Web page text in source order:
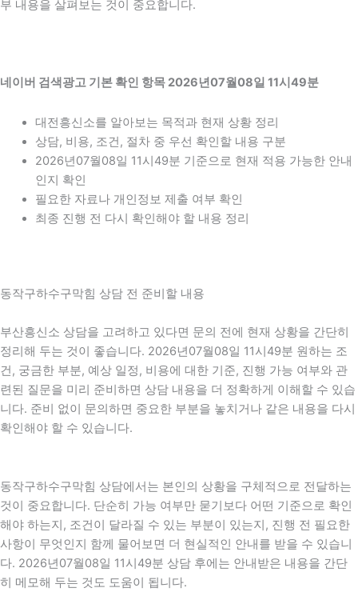
부 내용을 살펴보는 것이 중요합니다.
네이버 검색광고 기본 확인 항목 2026년07월08일 11시49분
대전흥신소를 알아보는 목적과 현재 상황 정리
상담, 비용, 조건, 절차 중 우선 확인할 내용 구분
2026년07월08일 11시49분 기준으로 현재 적용 가능한 안내
인지 확인
필요한 자료나 개인정보 제출 여부 확인
최종 진행 전 다시 확인해야 할 내용 정리
동작구하수구막힘 상담 전 준비할 내용
부산흥신소 상담을 고려하고 있다면 문의 전에 현재 상황을 간단히
정리해 두는 것이 좋습니다. 2026년07월08일 11시49분 원하는 조
건, 궁금한 부분, 예상 일정, 비용에 대한 기준, 진행 가능 여부와 관
련된 질문을 미리 준비하면 상담 내용을 더 정확하게 이해할 수 있습
니다. 준비 없이 문의하면 중요한 부분을 놓치거나 같은 내용을 다시
확인해야 할 수 있습니다.
동작구하수구막힘 상담에서는 본인의 상황을 구체적으로 전달하는
것이 중요합니다. 단순히 가능 여부만 묻기보다 어떤 기준으로 확인
해야 하는지, 조건이 달라질 수 있는 부분이 있는지, 진행 전 필요한
사항이 무엇인지 함께 물어보면 더 현실적인 안내를 받을 수 있습니
다. 2026년07월08일 11시49분 상담 후에는 안내받은 내용을 간단
히 메모해 두는 것도 도움이 됩니다.